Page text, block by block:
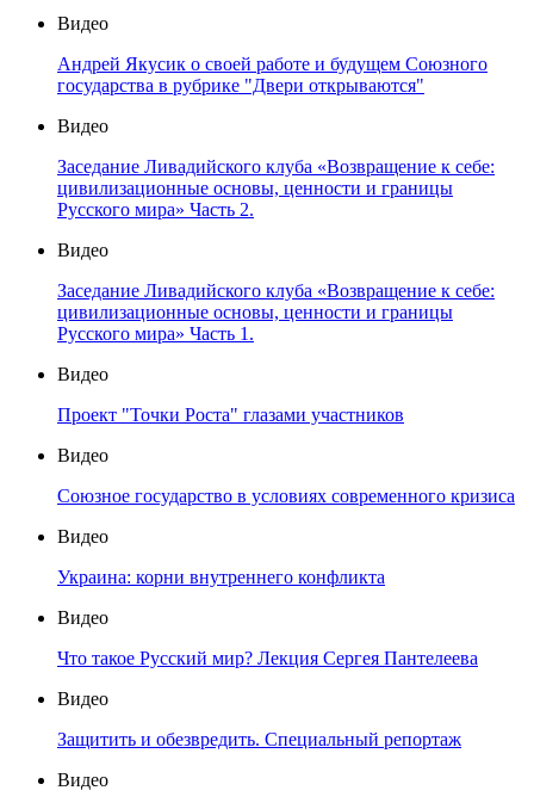
Видео
Андрей Якусик о своей работе и будущем Союзного
государства в рубрике "Двери открываются"
Видео
Заседание Ливадийского клуба «Возвращение к себе:
цивилизационные основы, ценности и границы
Русского мира» Часть 2.
Видео
Заседание Ливадийского клуба «Возвращение к себе:
цивилизационные основы, ценности и границы
Русского мира» Часть 1.
Видео
Проект "Точки Роста" глазами участников
Видео
Союзное государство в условиях современного кризиса
Видео
Украина: корни внутреннего конфликта
Видео
Что такое Русский мир? Лекция Сергея Пантелеева
Видео
Защитить и обезвредить. Специальный репортаж
Видео